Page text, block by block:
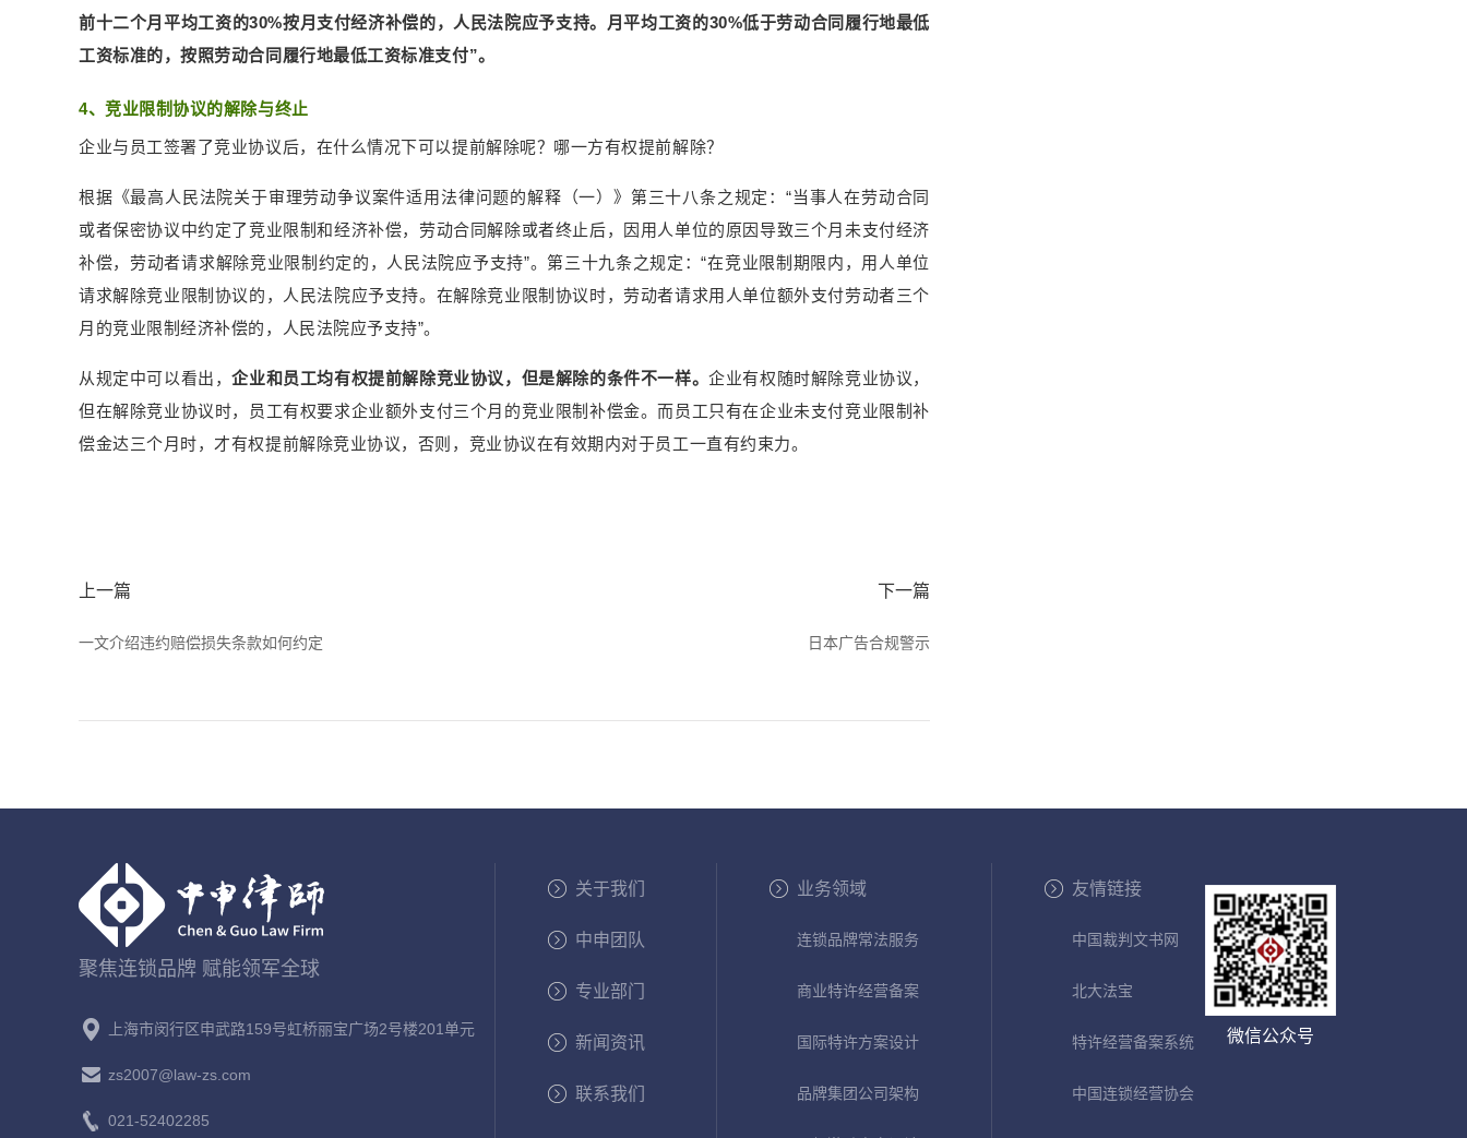
前十二个月平均工资的30%按月支付经济补偿的，人民法院应予支持。月平均工资的30%低于劳动合同履行地最低
工资标准的，按照劳动合同履行地最低工资标准支付”。
4、竞业限制协议的解除与终止
企业与员工签署了竞业协议后，在什么情况下可以提前解除呢？哪一方有权提前解除？
根据《最高人民法院关于审理劳动争议案件适用法律问题的解释（一）》第三十八条之规定：“当事人在劳动合同
或者保密协议中约定了竞业限制和经济补偿，劳动合同解除或者终止后，因用人单位的原因导致三个月未支付经济
补偿，劳动者请求解除竞业限制约定的，人民法院应予支持”。第三十九条之规定：“在竞业限制期限内，用人单位
请求解除竞业限制协议的，人民法院应予支持。在解除竞业限制协议时，劳动者请求用人单位额外支付劳动者三个
月的竞业限制经济补偿的，人民法院应予支持”。
从规定中可以看出，企业和员工均有权提前解除竞业协议，但是解除的条件不一样。企业有权随时解除竞业协议，
但在解除竞业协议时，员工有权要求企业额外支付三个月的竞业限制补偿金。而员工只有在企业未支付竞业限制补
偿金达三个月时，才有权提前解除竞业协议，否则，竞业协议在有效期内对于员工一直有约束力。
上一篇
一文介绍违约赔偿损失条款如何约定
下一篇
日本广告合规警示
聚焦连锁品牌 赋能领军全球
上海市闵行区申武路159号虹桥丽宝广场2号楼201单元
zs2007@law-zs.com
021-52402285
关于我们
中申团队
专业部门
新闻资讯
联系我们
业务领域
连锁品牌常法服务
商业特许经营备案
国际特许方案设计
品牌集团公司架构
友情链接
中国裁判文书网
北大法宝
特许经营备案系统
中国连锁经营协会
微信公众号